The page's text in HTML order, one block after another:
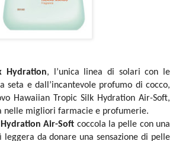
Hydration, l’unica linea di solari con le
seta e dall’incantevole profumo di cocco,
Hawaiian Tropic Silk Hydration Air-Soft,
nelle migliori farmacie e profumerie.
Air-Soft coccola la pelle con una
leggera da donare una sensazione di pelle